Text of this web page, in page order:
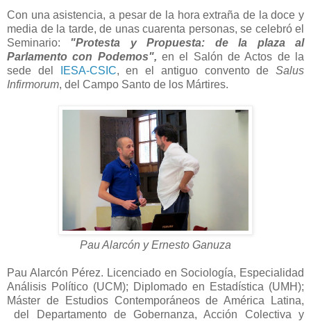
Con una asistencia, a pesar de la hora extraña de la doce y
media de la tarde, de unas cuarenta personas, se celebró el
Seminario: "Protesta y Propuesta: de la plaza al
Parlamento con Podemos", en el Salón de Actos de la
sede del
IESA-CSIC, en el antiguo convento de Salus
Infirmorum, del Campo Santo de los Mártires.
Pau Alarcón y Ernesto Ganuza
Pau Alarcón Pérez. Licenciado en Sociología, Especialidad
Análisis Político (UCM); Diplomado en Estadística (UMH);
Máster de Estudios Contemporáneos de América Latina,
del Departamento de Gobernanza, Acción Colectiva y